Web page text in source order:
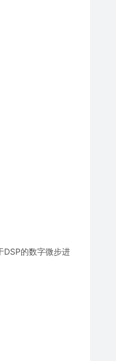
DSP的数字微步进